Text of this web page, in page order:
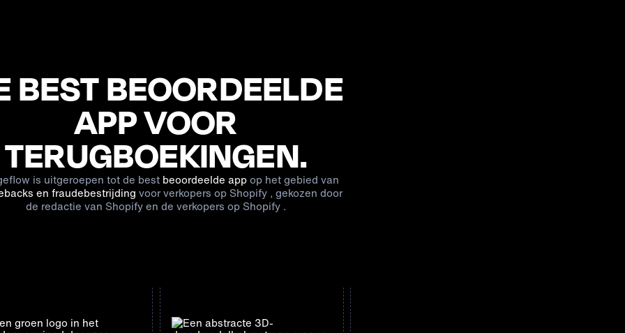
BEST BEOORDEELDE
APP VOOR
TERUGBOEKINGEN.
is uitgeroepen tot de best beoordeelde appop het gebied van
en fraudebestrijding voor verkopers op Shopify , gekozen door
de redactie van Shopify en de verkopers op Shopify .